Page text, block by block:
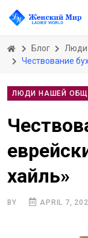
Блог
Чествование
ЛЮДИ НАШЕЙ
хайль»
BY APRIL 7,